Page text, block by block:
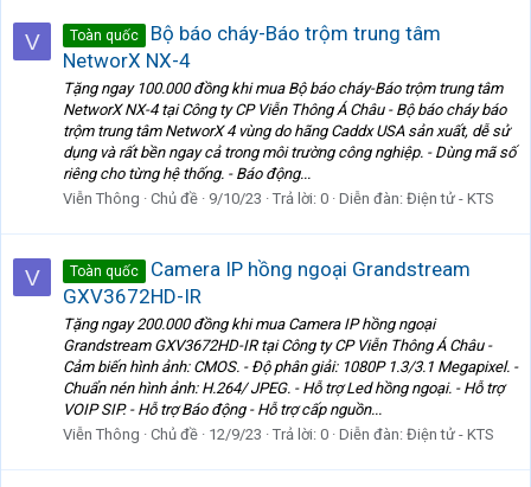
V Toàn quốc
Bộ báo cháy-Báo trộm trung tâm
NetworX NX-4
Tặng ngay 100.000 đồng khi mua Bộ báo cháy-Báo trộm trung tâm
NetworX NX-4 tại Công ty CP Viễn Thông Á Châu - Bộ báo cháy báo
trộm trung tâm NetworX 4 vùng do hãng Caddx USA sản xuất, dễ sử
dụng và rất bền ngay cả trong môi trường công nghiệp. - Dùng mã số
riêng cho từng hệ thống. - Báo động...
Viễn Thông
Chủ đề 9/10/23 Trả lời: 0 Diễn đàn: Điện tử - KTS
V Toàn quốc
Camera IP hồng ngoại Grandstream
GXV3672HD-IR
Tặng ngay 200.000 đồng khi mua Camera IP hồng ngoại
Grandstream GXV3672HD-IR tại Công ty CP Viễn Thông Á Châu -
Cảm biến hình ảnh: CMOS. - Độ phân giải: 1080P 1.3/3.1 Megapixel. -
Chuẩn nén hình ảnh: H.264/ JPEG. - Hỗ trợ Led hồng ngoại. - Hỗ trợ
VOIP SIP. - Hỗ trợ Báo động - Hỗ trợ cấp nguồn...
Viễn Thông
Chủ đề 12/9/23 Trả lời: 0 Diễn đàn: Điện tử - KTS